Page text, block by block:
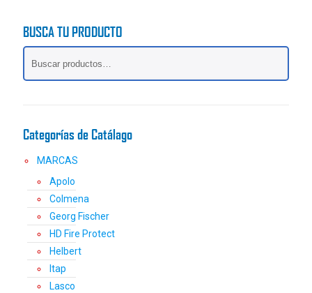
Las
opciones
página
producto
BUSCA TU PRODUCTO
Categorías de Catálago
MARCAS
Apolo
Colmena
Georg Fischer
HD Fire Protect
Helbert
Itap
Lasco